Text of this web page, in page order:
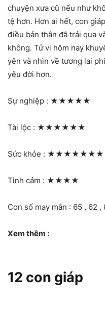
chuyện xưa cũ nếu như
tệ hơn. Hơn ai hết, con
điều bản thân đã trải qua
không. Tử vi hôm nay
yên và nhìn về tương lai
yêu đời hơn.
Sự nghiệp : ★★★★★
Tài lộc : ★★★★★★
Sức khỏe : ★★★★★★★
Tình cảm : ★★★★
Con số may mắn : 65 , 62 ,
Xem thêm :
12 con giáp